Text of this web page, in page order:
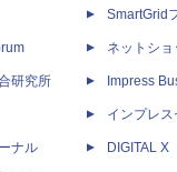
研究所
ナル
SmartGrid
ネットシ
Impress
インプレス
DIGITAL X